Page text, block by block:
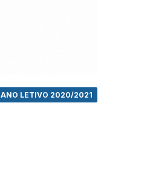
ANO LETIVO 2020/2021